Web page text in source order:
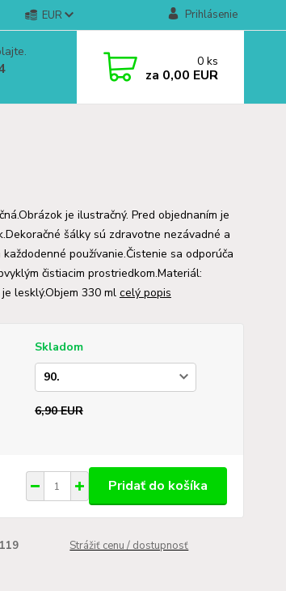
EUR Prihlásenie
0 ks
za 0,00 EUR
je ilustračný. Pred objednaním je
šálky sú zdravotne nezávadné a
používanie.Čistenie sa odporúča
čistiacim prostriedkom.Materiál:
lesklý.Objem 330 ml celý popis
Skladom
6,90 EUR
Pridať do košíka
Strážiť cenu / dostupnosť